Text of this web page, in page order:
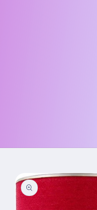
Skip to
product
information